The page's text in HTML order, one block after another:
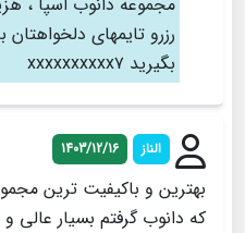
رزرو تایمهای
بگیرید xxxxxxxxxx۷
الناز 1403/12/16
بهترین و باکیفیت ترین
که دانوب گرفتم بسیار